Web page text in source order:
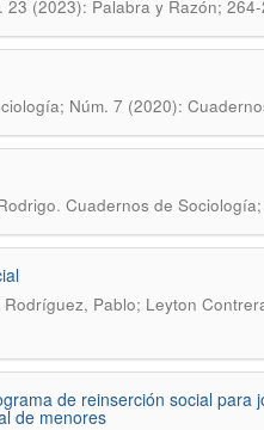
23 (2023): Palabra y Razón;
Núm. 7 (2020):
. Cuadernos de
Pablo; Leyton
de reinserción social
de menores